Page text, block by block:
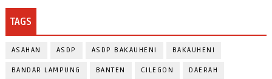
TAGS
ASAHAN ASDP ASDP BAKAUHENI BAKAUHENI
BANDAR LAMPUNG BANTEN CILEGON DAERAH